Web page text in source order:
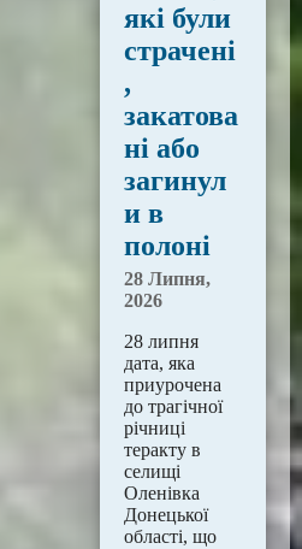
які були
страчені
,
закатова
ні або
загинул
и в
полоні
28 Липня,
2026
28 липня
дата, яка
приурочена
до трагічної
річниці
теракту в
селищі
Оленівка
Донецької
області, що